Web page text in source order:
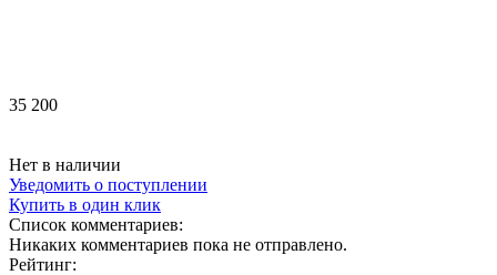
35 200
Нет в наличии
Уведомить о поступлении
Купить в один клик
Список комментариев:
Никаких комментариев пока не отправлено.
Рейтинг: